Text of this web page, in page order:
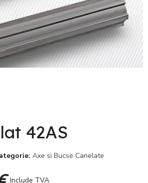
42AS
Axe si Bucse Canelate
Include TVA